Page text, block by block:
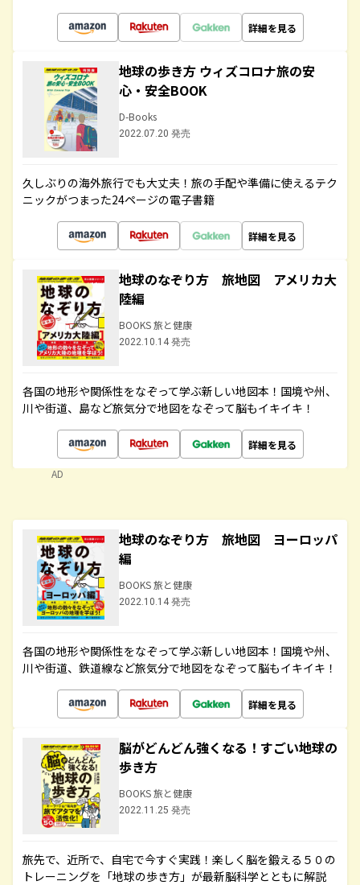
詳細を見る
地球の歩き方 ウィズコロナ旅の安
心・安全BOOK
D-Books
2022.07.20 発売
久しぶりの海外旅行でも大丈夫！旅の手配や準備に使えるテク
ニックがつまった24ページの電子書籍
詳細を見る
地球のなぞり方 旅地図 アメリカ大
陸編
BOOKS 旅と健康
2022.10.14 発売
各国の地形や関係性をなぞって学ぶ新しい地図本！国境や州、
川や街道、島など旅気分で地図をなぞって脳もイキイキ！
詳細を見る
AD
地球のなぞり方 旅地図 ヨーロッパ
編
BOOKS 旅と健康
2022.10.14 発売
各国の地形や関係性をなぞって学ぶ新しい地図本！国境や州、
川や街道、鉄道線など旅気分で地図をなぞって脳もイキイキ！
詳細を見る
脳がどんどん強くなる！すごい地球の
歩き方
BOOKS 旅と健康
2022.11.25 発売
旅先で、近所で、自宅で今すぐ実践！楽しく脳を鍛える５０の
トレーニングを「地球の歩き方」が最新脳科学とともに解説